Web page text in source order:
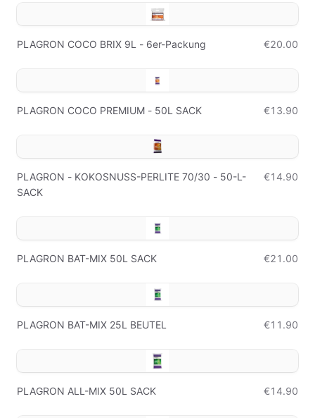
PLAGRON COCO BRIX 9L - 6er-Packung €20.00
PLAGRON COCO PREMIUM - 50L SACK €13.90
PLAGRON - KOKOSNUSS-PERLITE 70/30 - 50-L-
SACK
€14.90
PLAGRON BAT-MIX 50L SACK €21.00
PLAGRON BAT-MIX 25L BEUTEL €11.90
PLAGRON ALL-MIX 50L SACK €14.90